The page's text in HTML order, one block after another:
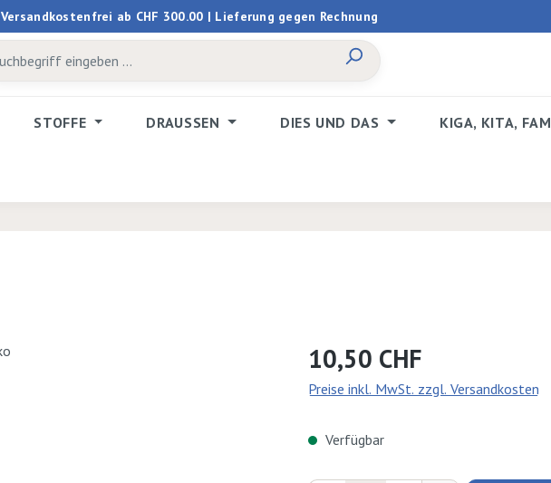
Versandkostenfrei ab CHF 300.00 | Lieferung gegen Rechnung
STOFFE DRAUSSEN DIES UND DAS KIGA, KITA,
Regulärer Preis:
10,50 CHF
Preise inkl. MwSt. zzgl. Versandkosten
Verfügbar